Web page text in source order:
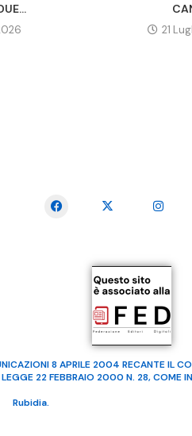
21
8 APRILE 2004 RECANTE IL
LEGGE 22 FEBBRAIO 2000 N. 28, COME
Rubidia. Tutti i diritti riservati | RVM